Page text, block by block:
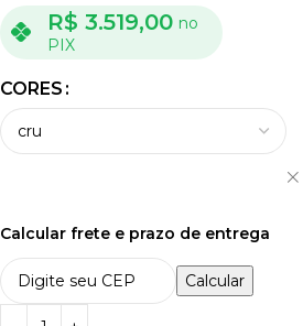
R$ 3.519,00 no
PIX
CORES
Calcular frete e prazo de entrega
Calcular